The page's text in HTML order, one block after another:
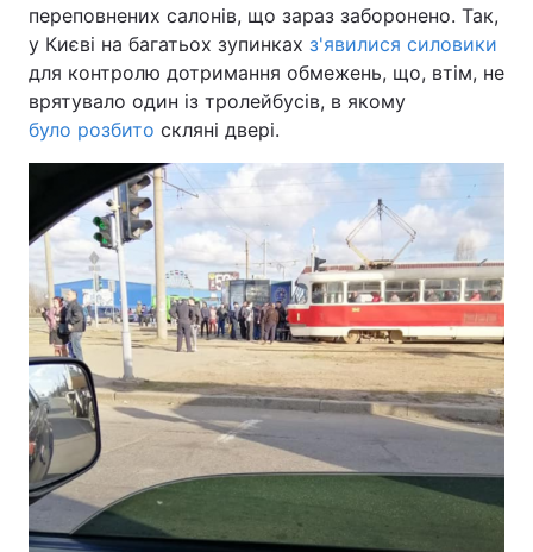
переповнених салонів, що зараз заборонено. Так,
у Києві на багатьох зупинках з'явилися силовики
для контролю дотримання обмежень, що, втім, не
врятувало один із тролейбусів, в якому
було розбито скляні двері.